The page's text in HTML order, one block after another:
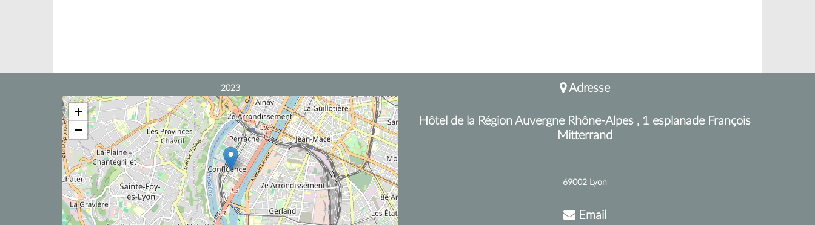
2023
+
−
Adresse
Hôtel de la Région Auvergne Rhône-Alpes , 1 esplanade François
Mitterrand
69002 Lyon
Email